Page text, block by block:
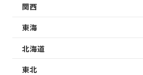
関西
東海
北海道
東北